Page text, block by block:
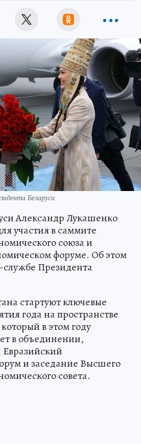
Беларуси
Александр Лукашенко
участия в саммите
союза и
форуме. Об этом
Президента
стартуют ключевые
года на пространстве
в этом году
в объединении,
и заседание Высшего
совета.